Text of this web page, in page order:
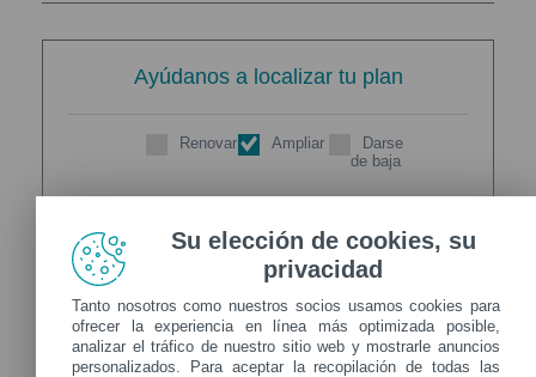
Ayúdanos a localizar tu plan
Renovar Ampliar
Darse
de baja
Clave de activación
Buscar clave
Su elección de cookies, su
privacidad
Tanto nosotros como nuestros socios usamos cookies para
ofrecer la experiencia en línea más optimizada posible,
analizar el tráfico de nuestro sitio web y mostrarle anuncios
personalizados. Para aceptar la recopilación de todas las